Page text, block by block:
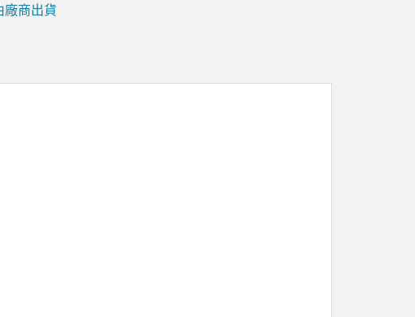
廠商出貨